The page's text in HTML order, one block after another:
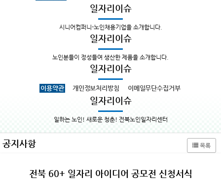
일자리이슈
시니어컴퍼니-노인채용기업을 소개합니다.
일자리이슈
노인분들이 정성들여 생산한 제품을 소개합니다.
일자리이슈
이용약관 개인정보처리방침 이메일무단수집거부
일자리이슈
일하는 노인! 새로운 청춘! 전북노인일자리센터
공지사항 목록
전북 60+ 일자리 아이디어 공모전 신청서식